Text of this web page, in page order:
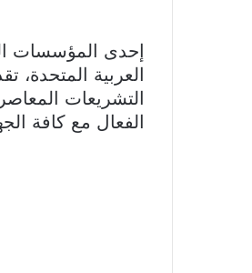
إحدى المؤسسات
العربية
التشريعات
الفعال مع كافة